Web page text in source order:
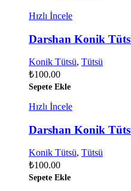
Hızlı İncele
Darshan Konik
Konik Tütsü, Tütsü
₺100.00
Sepete Ekle
Hızlı İncele
Darshan Konik
Konik Tütsü, Tütsü
₺100.00
Sepete Ekle